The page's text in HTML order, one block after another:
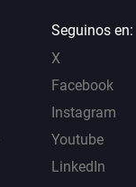
Seguinos en:
X
Facebook
Instagram
Youtube
LinkedIn